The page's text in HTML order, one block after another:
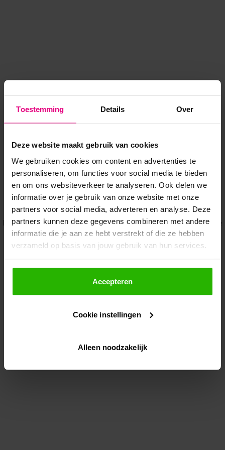
Toestemming Details Over
Deze website maakt gebruik van cookies
We gebruiken cookies om content en advertenties te
personaliseren, om functies voor social media te bieden
en om ons websiteverkeer te analyseren. Ook delen we
informatie over je gebruik van onze website met onze
partners voor social media, adverteren en analyse. Deze
partners kunnen deze gegevens combineren met andere
informatie die je aan ze hebt verstrekt of die ze hebben
verzameld op basis van jouw gebruik van hun services.
Als je op "Accepteer" klikt, dan geef je Voordeeluitjes.nl
toestemming om cookies voor social media en
gepersonaliseerde advertenties te plaatsen.
Lees hier meer over in onsprivacybeleid
Via "Cookie instellingen" kun je ook zelf instellen welke
Accepteren
Cookie instellingen
Alleen noodzakelijk
Application error: a client-side exception has occurred while
loadingwww.voordeeluitjes.nl (see the browser console for more
information).